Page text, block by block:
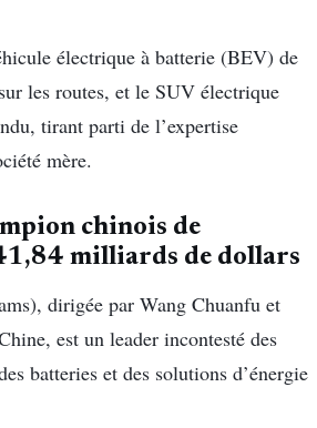
électrique à batterie (BEV) de
les routes, et le SUV électrique
tirant parti de l’expertise
mère.
chinois de
milliards de dollars
dirigée par Wang Chuanfu et
est un leader incontesté des
batteries et des solutions d’énergie